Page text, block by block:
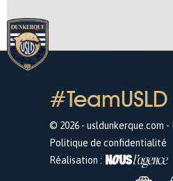
#TeamUSLD
© 2026 - usldunkerque.com -
Politique de confidentialité
Réalisation :